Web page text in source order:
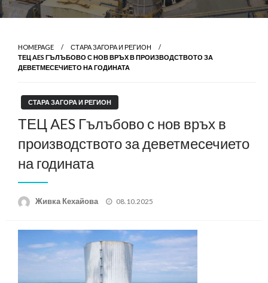
HOMEPAGE
СТАРА ЗАГОРА И РЕГИОН
ТЕЦ AES ГЪЛЪБОВО С НОВ ВРЪХ В ПРОИЗВОДСТВОТО ЗА
ДЕВЕТМЕСЕЧИЕТО НА ГОДИНАТА
СТАРА ЗАГОРА И РЕГИОН
ТЕЦ AES Гълъбово с нов връх в
производството за деветмесечието
на годината
Живка Кехайова
Posted
08.10.2025